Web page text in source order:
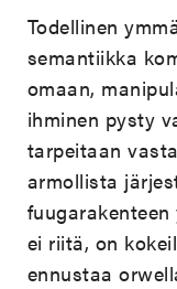
Todellinen
semantiikka
omaan,
ihminen pysty
tarpeitaan
armollista
ei riitä, on
ennustaa